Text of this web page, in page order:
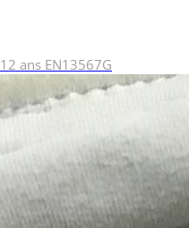
12 ans EN13567G